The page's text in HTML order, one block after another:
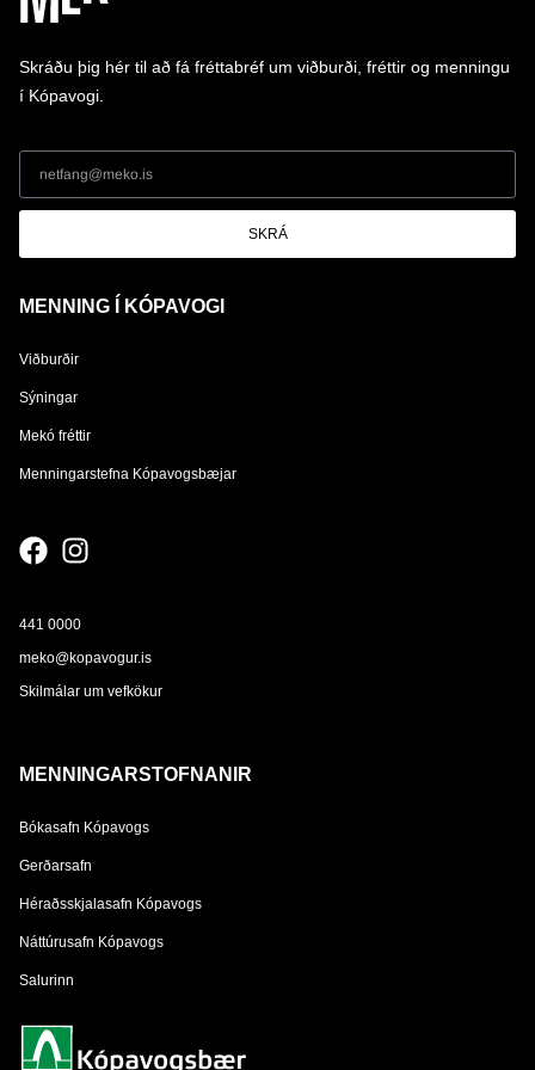
Skráðu þig hér til að fá fréttabréf um viðburði, fréttir og menningu
í Kópavogi.
SKRÁ
MENNING Í KÓPAVOGI
Viðburðir
Sýningar
Mekó fréttir
Menningarstefna Kópavogsbæjar
441 0000
meko@kopavogur.is
Skilmálar um vefkökur
MENNINGARSTOFNANIR
Bókasafn Kópavogs
Gerðarsafn
Héraðsskjalasafn Kópavogs
Náttúrusafn Kópavogs
Salurinn